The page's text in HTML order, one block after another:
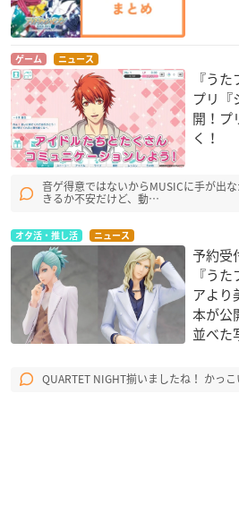
ゲーム ニュース
『う
プリ『
開！プ
く！
音ゲ得意ではないからMUSICに手が出
きるか不安だけど、動…
オタ活・推し活 ニュース
予約受
『う
アより
本が公
並べた
QUARTET NIGHT揃いましたね！ かっ